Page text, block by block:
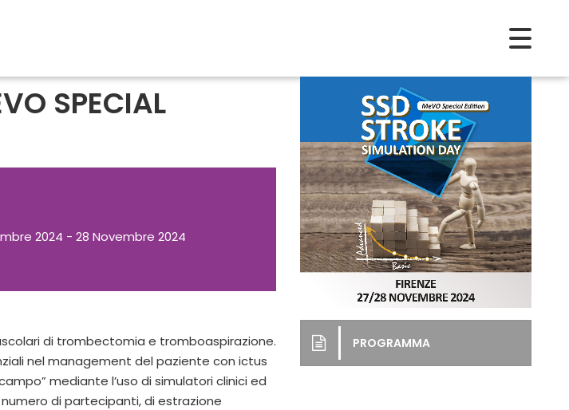
SPECIAL
2024 - 28 Novembre 2024
di trombectomia e tromboaspirazione.
nel management del paziente con ictus
mediante l’uso di simulatori clinici ed
di partecipanti, di estrazione
PROGRAMMA